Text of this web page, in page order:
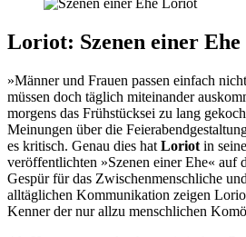
Loriot: Szenen einer Ehe
»Männer und Frauen passen einfach
müssen doch täglich miteinander
morgens das Frühstücksei zu lang
Meinungen über die
es kritisch. Genau dies hat Loriot in
veröffentlichten »Szenen einer Ehe« auf
Gespür für das Zwischenmenschliche
alltäglichen Kommunikation zeigen
Kenner der nur allzu menschlichen